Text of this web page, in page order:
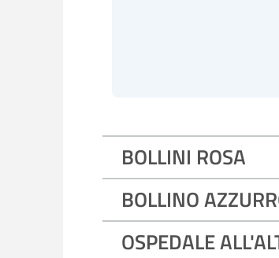
BOLLINI ROSA
BOLLINO
OSPEDALE